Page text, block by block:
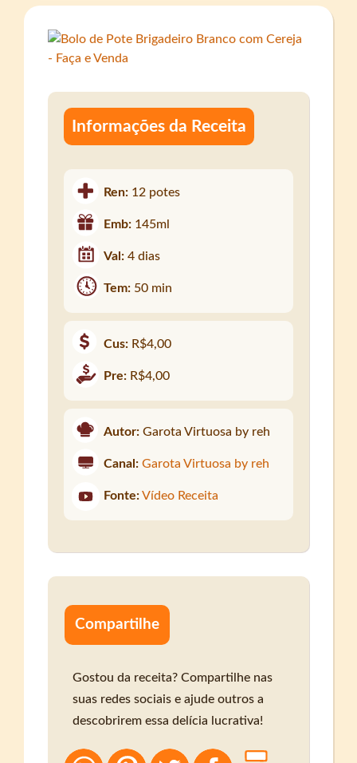
Informações da Receita
Ren: 12 potes
Emb: 145ml
Val:4 dias
Tem: 50 min
Cus: R$4,00
Pre: R$4,00
Autor: Garota Virtuosa by reh
Canal: Garota Virtuosa by reh
Fonte: Vídeo Receita
Compartilhe
Gostou da receita? Compartilhe nas
suas redes sociais e ajude outros a
descobrirem essa delícia lucrativa!